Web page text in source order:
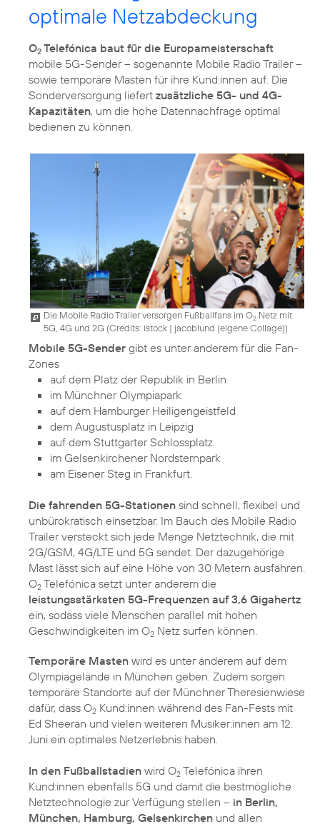
optimale Netzabdeckung
O2 Telefónica baut für die Europameisterschaft
mobile 5G-Sender – sogenannte Mobile Radio Trailer –
sowie temporäre Masten für ihre Kund:innen auf. Die
Sonderversorgung liefert zusätzliche 5G- und 4G-
Kapazitäten, um die hohe Datennachfrage optimal
bedienen zu können.
Die Mobile Radio Trailer versorgen Fußballfans im O2 Netz mit
5G, 4G und 2G (Credits: istock | jacoblund (eigene Collage))
Mobile 5G-Sender gibt es unter anderem für die Fan-
auf dem Platz der Republik in Berlin
im Münchner Olympiapark
auf dem Hamburger Heiligengeistfeld
dem Augustusplatz in Leipzig
auf dem Stuttgarter Schlossplatz
im Gelsenkirchener Nordsternpark
am Eisener Steg in Frankfurt.
Die fahrenden 5G-Stationen sind schnell, flexibel und
unbürokratisch einsetzbar. Im Bauch des Mobile Radio
Trailer versteckt sich jede Menge Netztechnik, die mit
2G/GSM, 4G/LTE und 5G sendet. Der dazugehörige
Mast lässt sich auf eine Höhe von 30 Metern ausfahren.
O2 Telefónica setzt unter anderem die
leistungsstärksten 5G-Frequenzen auf 3,6 Gigahertz
ein, sodass viele Menschen parallel mit hohen
Geschwindigkeiten im O2 Netz surfen können.
Temporäre Masten wird es unter anderem auf dem
Olympiagelände in München geben. Zudem sorgen
temporäre Standorte auf der Münchner Theresienwiese
dafür, dass O2 Kund:innen während des Fan-Fests mit
Ed Sheeran und vielen weiteren Musiker:innen am 12.
Juni ein optimales Netzerlebnis haben.
In den Fußballstadien wird O2 Telefónica ihren
Kund:innen ebenfalls 5G und damit die bestmögliche
Netztechnologie zur Verfügung stellen – in Berlin,
München, Hamburg, Gelsenkirchen und allen